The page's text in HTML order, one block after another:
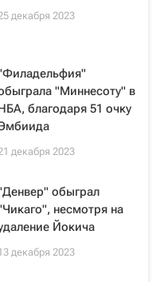
декабря 2023
"Миннесоту" в
благодаря 51 очку
декабря 2023
обыграл
несмотря на
Йокича
декабря 2023